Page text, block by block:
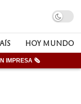
HOY MUNDO
IMPRESA 🗞